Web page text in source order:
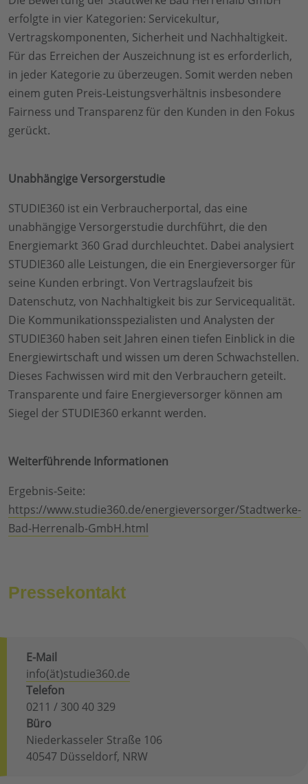
erfolgte in vier Kategorien: Servicekultur,
Vertragskomponenten, Sicherheit und Nachhaltigkeit.
Für das Erreichen der Auszeichnung ist es erforderlich,
in jeder Kategorie zu überzeugen. Somit werden neben
einem guten Preis-Leistungsverhältnis insbesondere
Fairness und Transparenz für den Kunden in den Fokus
gerückt.
Unabhängige Versorgerstudie
STUDIE360 ist ein Verbraucherportal, das eine
unabhängige Versorgerstudie durchführt, die den
Energiemarkt 360 Grad durchleuchtet. Dabei analysiert
STUDIE360 alle Leistungen, die ein Energieversorger für
seine Kunden erbringt. Von Vertragslaufzeit bis
Datenschutz, von Nachhaltigkeit bis zur Servicequalität.
Die Kommunikationsspezialisten und Analysten der
STUDIE360 haben seit Jahren einen tiefen Einblick in die
Energiewirtschaft und wissen um deren Schwachstellen.
Dieses Fachwissen wird mit den Verbrauchern geteilt.
Transparente und faire Energieversorger können am
Siegel der STUDIE360 erkannt werden.
Weiterführende Informationen
Ergebnis-Seite:
https://www.studie360.de/energieversorger/Stadtwerke-
Bad-Herrenalb-GmbH.html
Pressekontakt
E-Mail
info(ät)studie360.de
Telefon
0211 / 300 40 329
Büro
Niederkasseler Straße 106
40547 Düsseldorf, NRW